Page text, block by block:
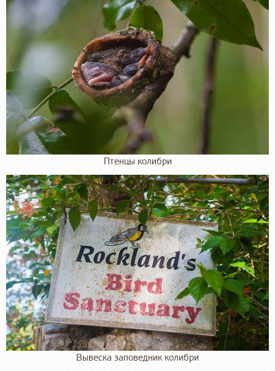
Птенцы колибри
Вывеска заповедник колибри